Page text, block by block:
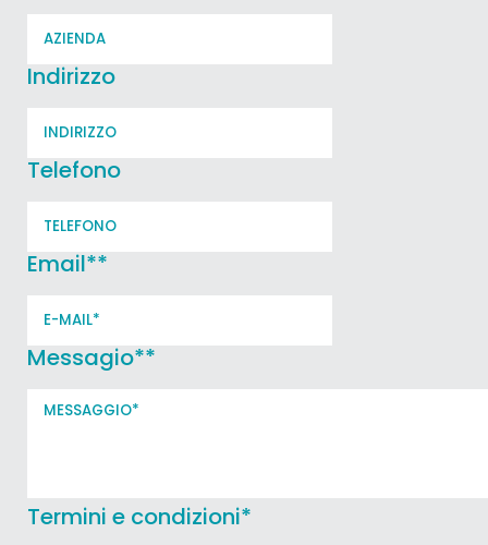
Indirizzo
Telefono
Email**
Messagio**
Termini e condizioni*